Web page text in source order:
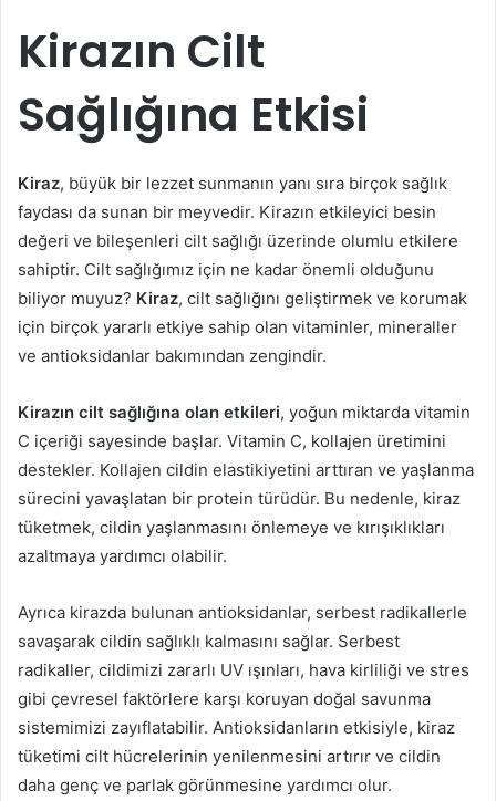
Kirazın Cilt
Sağlığına Etkisi
Kiraz, büyük bir lezzet sunmanın yanı sıra birçok sağlık
faydası da sunan bir meyvedir. Kirazın etkileyici besin
değeri ve bileşenleri cilt sağlığı üzerinde olumlu etkilere
sahiptir. Cilt sağlığımız için ne kadar önemli olduğunu
biliyor muyuz? Kiraz, cilt sağlığını geliştirmek ve korumak
için birçok yararlı etkiye sahip olan vitaminler, mineraller
ve antioksidanlar bakımından zengindir.
Kirazın cilt sağlığına olan etkileri, yoğun miktarda vitamin
C içeriği sayesinde başlar. Vitamin C, kollajen üretimini
destekler. Kollajen cildin elastikiyetini arttıran ve yaşlanma
sürecini yavaşlatan bir protein türüdür. Bu nedenle, kiraz
tüketmek, cildin yaşlanmasını önlemeye ve kırışıklıkları
azaltmaya yardımcı olabilir.
Ayrıca kirazda bulunan antioksidanlar, serbest radikallerle
savaşarak cildin sağlıklı kalmasını sağlar. Serbest
radikaller, cildimizi zararlı UV ışınları, hava kirliliği ve stres
gibi çevresel faktörlere karşı koruyan doğal savunma
sistemimizi zayıflatabilir. Antioksidanların etkisiyle, kiraz
tüketimi cilt hücrelerinin yenilenmesini artırır ve cildin
daha genç ve parlak görünmesine yardımcı olur.